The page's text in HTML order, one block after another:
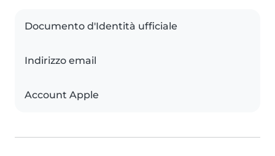
Documento d'Identità ufficiale
Indirizzo email
Account Apple